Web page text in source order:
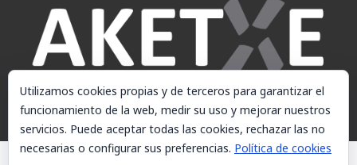
Utilizamos cookies propias y de terceros para garantizar el
funcionamiento de la web, medir su uso y mejorar nuestros
servicios. Puede aceptar todas las cookies, rechazar las no
necesarias o configurar sus preferencias. Política de cookies